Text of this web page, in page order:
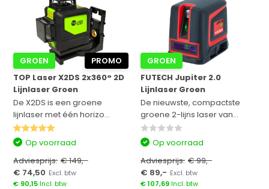
GROEN
PROMO
TOP Laser X2DS 2x360° 2D
Lijnlaser Groen
De X2DS is een groene
lijnlaser met één horizo...
Op voorraad
Adviesprijs: € 149,-
€ 74,50 Excl. btw
€ 90,15Incl. btw
GROEN
FUTECH Jupiter 2.0
Lijnlaser Groen
De nieuwste, compactste
groene 2-lijns laser van...
Op voorraad
Adviesprijs: € 99,-
€ 89,- Excl. btw
€ 107,69Incl. btw